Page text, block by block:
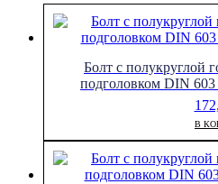
Болт с полукруглой
подголовком DIN
В